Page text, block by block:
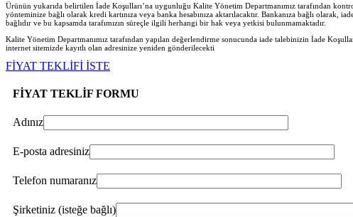
Ürünün yukarıda belirtilen İade Koşulları’na uygunluğu Kalite Yönetim Departmanımız tarafından
yönteminize bağlı olarak kredi kartınıza veya banka hesabınıza aktarılacaktır. Bankanıza bağlı olarak,
bağlıdır ve bu kapsamda tarafımızın süreçle ilgili herhangi bir hak veya yetkisi bulunmamaktadır.
Kalite Yönetim Departmanımız tarafından yapılan değerlendirme sonucunda iade talebinizin İade
internet sitemizde kayıtlı olan adresinize yeniden gönderilecekti
FİYAT TEKLİFİ İSTE
FİYAT TEKLİF FORMU
Adınız
E-posta adresiniz
Telefon numaranız
Şirketiniz (isteğe bağlı)